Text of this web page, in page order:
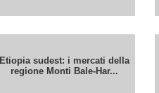
Etiopia sudest: i mercati della
regione Monti Bale-Har...